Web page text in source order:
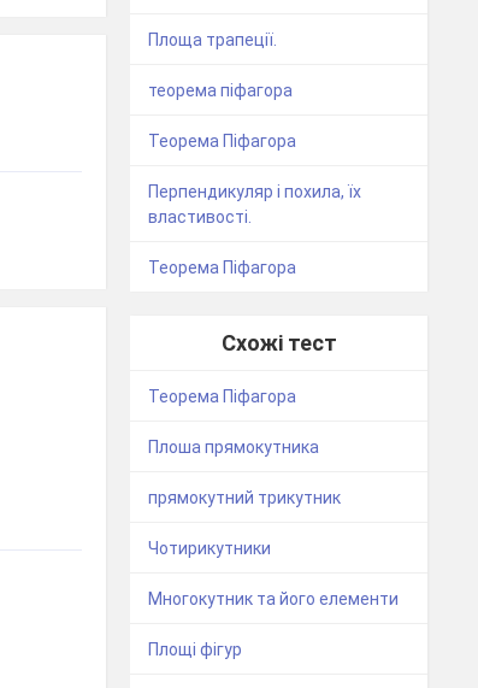
Площа трапеції.
теорема піфагора
Теорема Піфагора
Перпендикуляр і похила, їх
властивості.
Теорема Піфагора
Схожі тест
Теорема Піфагора
Плоша прямокутника
прямокутний трикутник
Чотирикутники
Многокутник та його елементи
Площі фігур